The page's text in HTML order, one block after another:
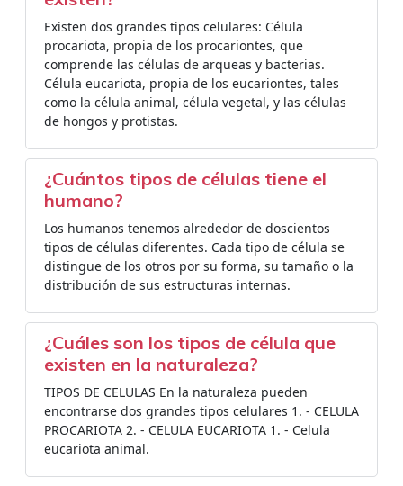
Existen dos grandes tipos celulares: Célula
procariota, propia de los procariontes, que
comprende las células de arqueas y bacterias.
Célula eucariota, propia de los eucariontes, tales
como la célula animal, célula vegetal, y las células
de hongos y protistas.
¿Cuántos tipos de células tiene el
humano?
Los humanos tenemos alrededor de doscientos
tipos de células diferentes. Cada tipo de célula se
distingue de los otros por su forma, su tamaño o la
distribución de sus estructuras internas.
¿Cuáles son los tipos de célula que
existen en la naturaleza?
TIPOS DE CELULAS En la naturaleza pueden
encontrarse dos grandes tipos celulares 1. - CELULA
PROCARIOTA 2. - CELULA EUCARIOTA 1. - Celula
eucariota animal.